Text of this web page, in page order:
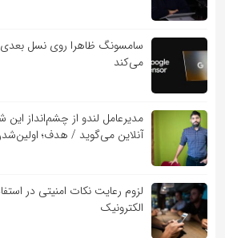
سامسونگ ظاهرا روی نسل بعدی
می‌کند
مدیرعامل لندو از چشم‌انداز
آنلاین می‌گوید / هدف؛
لزوم رعایت نکات امنیتی در
الکترونیک